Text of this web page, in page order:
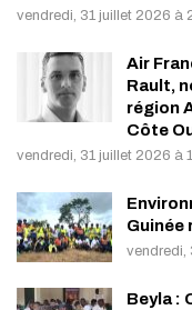
vendredi, 31 juillet 2026 à
Air
Rault,
région
Côte
vendredi, 31 juillet 2026 à
Guinée
vendredi,
Beyla :